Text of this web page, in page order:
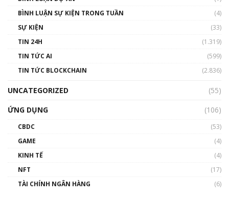
BÌNH LUẬN SỰ KIỆN TRONG TUẦN
(4)
SỰ KIỆN
(33)
TIN 24H
(1.319)
TIN TỨC AI
(599)
TIN TỨC BLOCKCHAIN
(2.836)
UNCATEGORIZED
(55)
ỨNG DỤNG
(106)
CBDC
(53)
GAME
(4)
KINH TẾ
(4)
NFT
(17)
TÀI CHÍNH NGÂN HÀNG
(6)